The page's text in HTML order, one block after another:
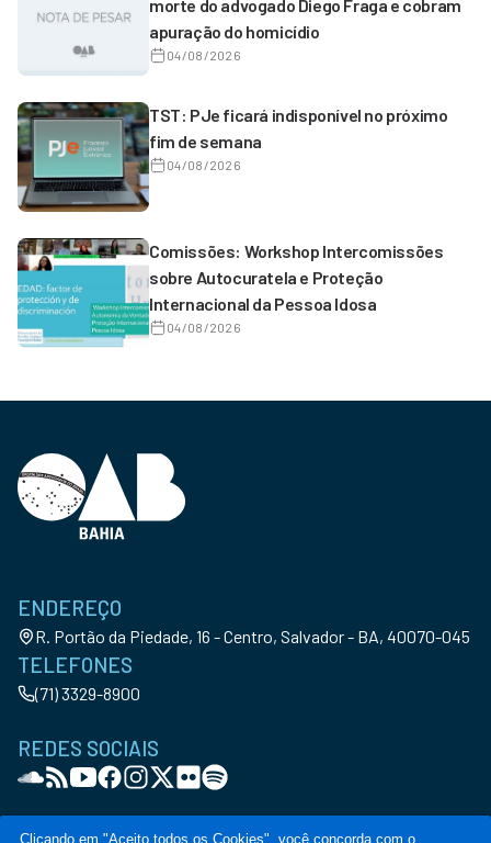
morte do advogado Diego Fraga e cobram
apuração do homicídio
04/08/2026
TST: PJe ficará indisponível no próximo
fim de semana
04/08/2026
Comissões: Workshop Intercomissões
sobre Autocuratela e Proteção
Internacional da Pessoa Idosa
04/08/2026
ENDEREÇO
R. Portão da Piedade, 16 - Centro, Salvador - BA, 40070-045
TELEFONES
(71) 3329-8900
REDES SOCIAIS
Clicando em "Aceito todos os Cookies", você concorda com o